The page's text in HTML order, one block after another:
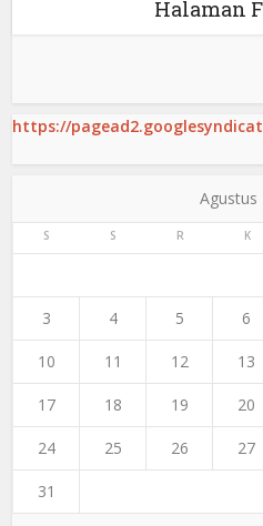
Halaman
https://
Agustus
S S R K
3 4 5 6
10 11 12 13
17 18 19 20
24 25 26 27
31